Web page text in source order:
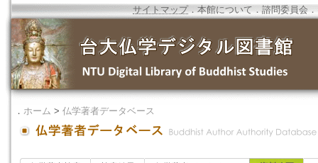
サイトマップ．本館について ．諮問委員会 ．
． ホーム > 仏学著者データベース